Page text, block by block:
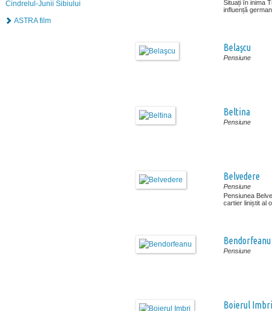
Cindrelul-Junii Sibiului
ASTRA film
Situați în inima
influență
Belaşcu
Pensiune
Beltina
Pensiune
Belvedere
Pensiune
Pensiunea
cartier liniștit al
Bendorfeanu
Pensiune
Boierul Imbri